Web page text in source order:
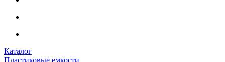
Каталог
Пластиковые емкости